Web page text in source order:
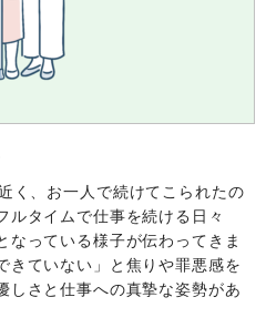
く、お一人で続けてこられたの
ルタイムで仕事を続ける日々
なっている様子が伝わってきま
きていない」と焦りや罪悪感を
しさと仕事への真摯な姿勢があ